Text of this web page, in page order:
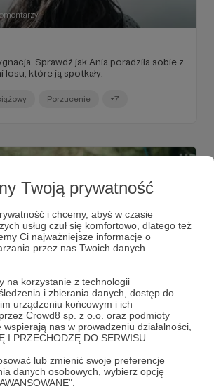
Twoją prywatność
i chcemy, abyś w czasie
usług czuł się komfortowo, dlatego też
Ci najważniejsze informacje o
przez nas Twoich danych
na korzystanie z technologii
i zbierania danych, dostęp do
urządzeniu końcowym i ich
Crowd8 sp. z o.o. oraz podmioty
nas w prowadzeniu działalności,
I PRZECHODZĘ DO SERWISU.
lub zmienić swoje preferencje
danych osobowych, wybierz opcję
Sprawdź jak Ania poradziła sobie z
które ją spotkały.
Porzucenie +7
samotność, bezdomność. Dowiedz się
wsparło Lenę w jej trudnościach.
Bezdomność